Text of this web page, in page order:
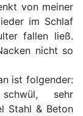
von meiner
im Schlaf
fallen ließ.
nicht so
ist folgender:
sehr
Stahl & Beton